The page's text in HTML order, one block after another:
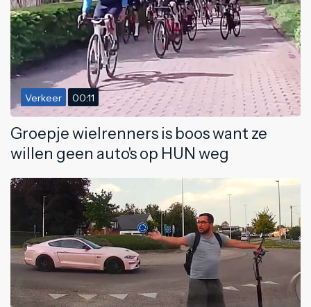
Verkeer 00:11
Groepje wielrenners is boos want ze
willen geen auto's op HUN weg